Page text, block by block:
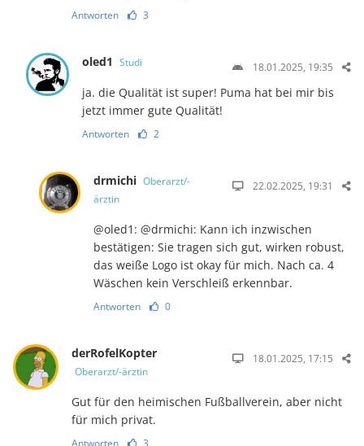
Antworten 3
oled1 Studi 18.01.2025, 19:35
ja. die Qualität ist super! Puma hat bei mir bis
jetzt immer gute Qualität!
Antworten 2
drmichi Oberarzt/-
ärztin
22.02.2025, 19:31
@oled1: @drmichi: Kann ich inzwischen
bestätigen: Sie tragen sich gut, wirken robust,
das weiße Logo ist okay für mich. Nach ca. 4
Wäschen kein Verschleiß erkennbar.
Antworten 0
derRofelKopter
Oberarzt/-ärztin
18.01.2025, 17:15
Gut für den heimischen Fußballverein, aber nicht
für mich privat.
Antworten 3